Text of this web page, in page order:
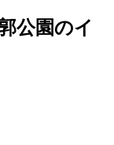
公園のイ